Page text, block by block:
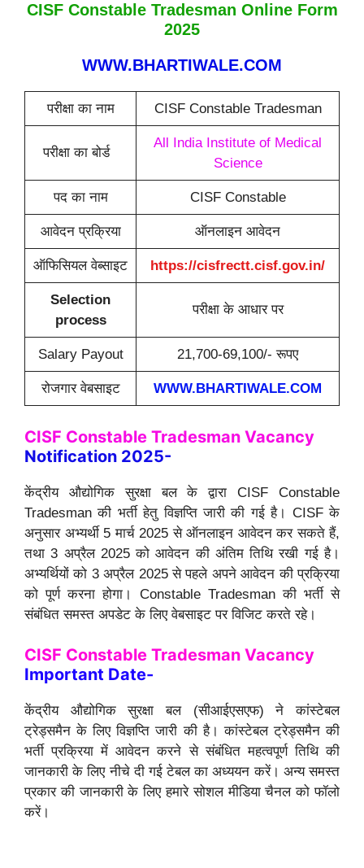
CISF Constable Tradesman Online Form
2025
WWW.BHARTIWALE.COM
परीक्षा का नाम CISF Constable Tradesman
परीक्षा का बोर्ड
All India Institute of Medical
Science
पद का नाम CISF Constable
आवेदन प्रक्रिया ऑनलाइन आवेदन
ऑफिसियल वेब्साइट https://cisfrectt.cisf.gov.in/
Selection
process
परीक्षा के आधार पर
Salary Payout 21,700-69,100/- रूपए
रोजगार वेबसाइट WWW.BHARTIWALE.COM
CISF Constable Tradesman Vacancy
Notification 2025-
केंद्रीय औद्योगिक सुरक्षा बल के द्वारा CISF Constable
Tradesman की भर्ती हेतु विज्ञप्ति जारी की गई है। CISF के
अनुसार अभ्यर्थी 5 मार्च 2025 से ऑनलाइन आवेदन कर सकते हैं,
तथा 3 अप्रैल 2025 को आवेदन की अंतिम तिथि रखी गई है।
अभ्यर्थियों को 3 अप्रैल 2025 से पहले अपने आवेदन की प्रक्रिया
को पूर्ण करना होगा। Constable Tradesman की भर्ती से
संबंधित समस्त अपडेट के लिए वेबसाइट पर विजिट करते रहे।
CISF Constable Tradesman Vacancy
Important Date-
केंद्रीय औद्योगिक सुरक्षा बल (सीआईएसएफ) ने कांस्टेबल
ट्रेड्समैन के लिए विज्ञप्ति जारी की है। कांस्टेबल ट्रेड्समैन की
भर्ती प्रक्रिया में आवेदन करने से संबंधित महत्वपूर्ण तिथि की
जानकारी के लिए नीचे दी गई टेबल का अध्ययन करें। अन्य समस्त
प्रकार की जानकारी के लिए हमारे सोशल मीडिया चैनल को फॉलो
करें।